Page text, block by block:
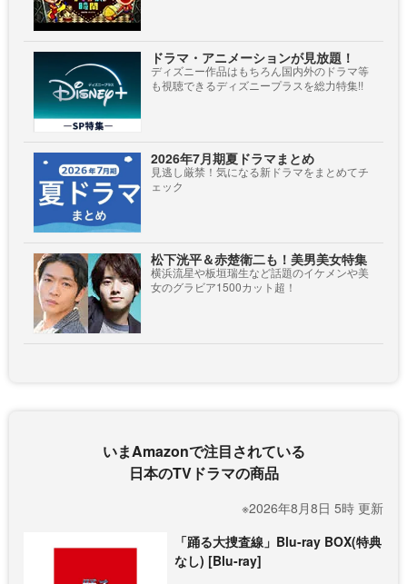
ドラマ・アニメーションが見放題！
ディズニー作品はもちろん国内外のドラマ等
も視聴できるディズニープラスを総力特集!!
2026年7月期夏ドラマまとめ
見逃し厳禁！気になる新ドラマをまとめてチ
ェック
松下洸平＆赤楚衛二も！美男美女特集
横浜流星や板垣瑞生など話題のイケメンや美
女のグラビア1500カット超！
いまAmazonで注目されている
日本のTVドラマの商品
※2026年8月8日 5時 更新
「踊る大捜査線」Blu-ray BOX(特典
なし) [Blu-ray]